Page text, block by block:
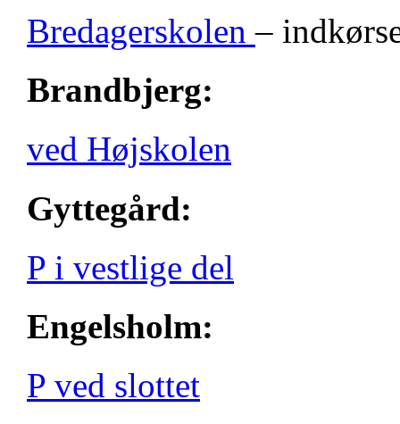
Bredagerskolen–
Brandbjerg:
ved Højskolen
Gyttegård:
P i vestlige del
Engelsholm:
P ved slottet